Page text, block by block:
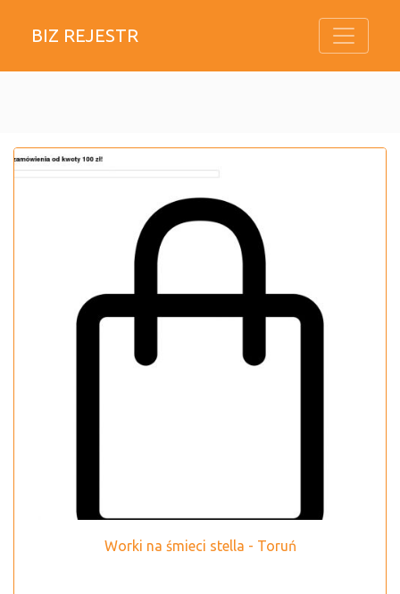
BIZ REJESTR
Worki na śmieci stella - Toruń